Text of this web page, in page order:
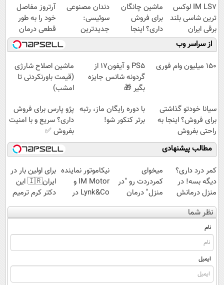
IM LS7 لوکس
ترین شاسی بلند
برقی ایران
ماشین چانگان
برای فروش
داری؟ اینجا
سریع بفروشش
دندان مصنوعی
سوئیسی:
جدیدترین
فناوری اروپا،
سبک و مقاوم |
پرداخت قسطی
آرتروز مفاصل
خود را به طور
قطعی درمان
کنید!
◗پرسش‌نامه◖
از سراسر وب
150 میلیون وام فوری
PS5 و آیفون17 از
گردونه شانس جایزه
بگیر 🎁
ماشین اصلاح شارژی
(قیمت باورنکردنی تا
امشب)
سیانا خودتو گذاشتی
برای فروش؟ اینجا به
راحتی بفروش
با دوره رایگان ماز، رتبه
برتر کنکور شو!
پژو پارس برای فروش
داری؟ سریع و با امنیت
بفروش ✅
مطالب پیشنهادی
کمر درد داری؟
دیگه بسه! در
منزل درمانش
کن
(◀پرسش‌نامه)
میخوای
کمردردت رو "در
منزل" درمان
کنی؟ (◂فیلم +
◂پرسش‌نامه)
نیکاموتور نماینده
IM Motor و
Lynk&Co در
ایران
برای اولین بار در
ایران🇮🇷 این
دکتر کرم ترمیم
کننده 23 روزه
ساخت!
نظر شما
نام
ایمیل